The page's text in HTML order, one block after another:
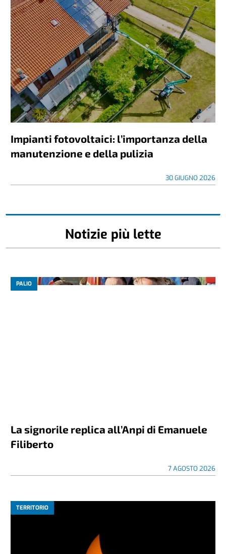
Impianti fotovoltaici: l’importanza della
manutenzione e della pulizia
30 GIUGNO 2026
Notizie più lette
PALIO
La signorile replica all’Anpi di Emanuele
Filiberto
7 AGOSTO 2026
TERRITORIO